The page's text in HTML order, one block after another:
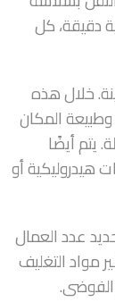
دقيقة، كل
خلال هذه
وطبيعة المكان
يتم أيضًا
هيدروليكية أو
عدد العمال
مواد التغليف
الفوضى.